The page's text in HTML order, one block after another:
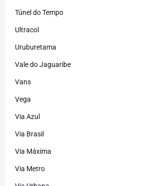
Túnel do Tempo
Ultracol
Uruburetama
Vale do Jaguaribe
Vans
Vega
Via Azul
Via Brasil
Via Máxima
Via Metro